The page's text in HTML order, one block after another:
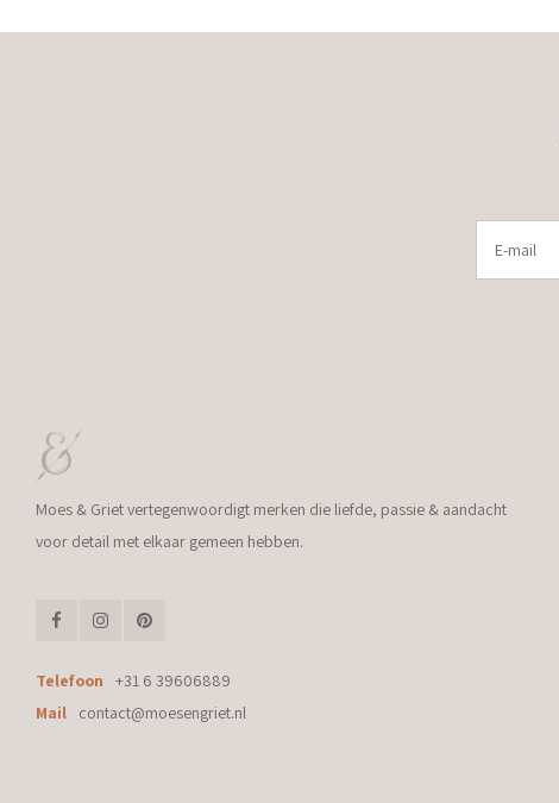
Moes & Griet vertegenwoordigt merken die liefde, passie & aandacht
voor detail met elkaar gemeen hebben.
Telefoon
+31 6 39606889
Mail
contact@moesengriet.nl